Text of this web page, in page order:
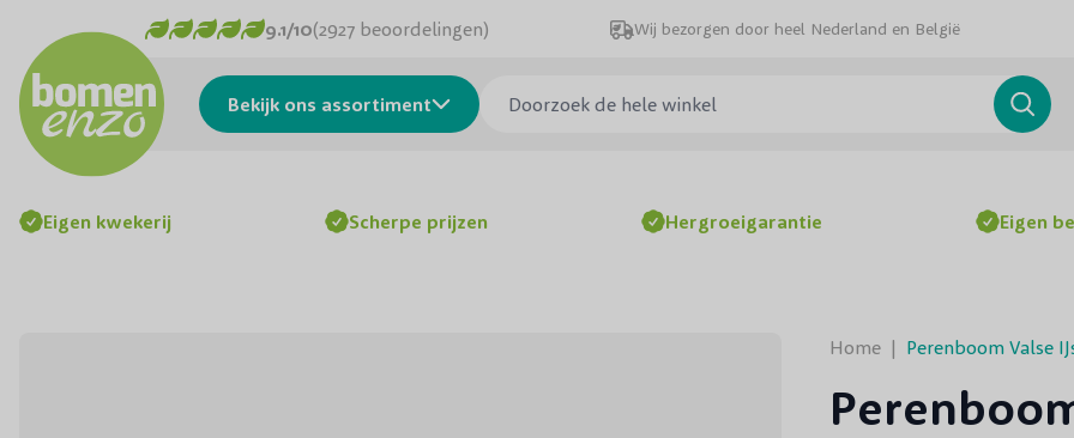
9.1/10(2927 beoordelingen) Wij bezorgen door heel Nederland en België
Bekijk ons assortiment
Search
Eigen kwekerij Scherpe prijzen Hergroeigarantie Eigen
Home | Perenboom Valse